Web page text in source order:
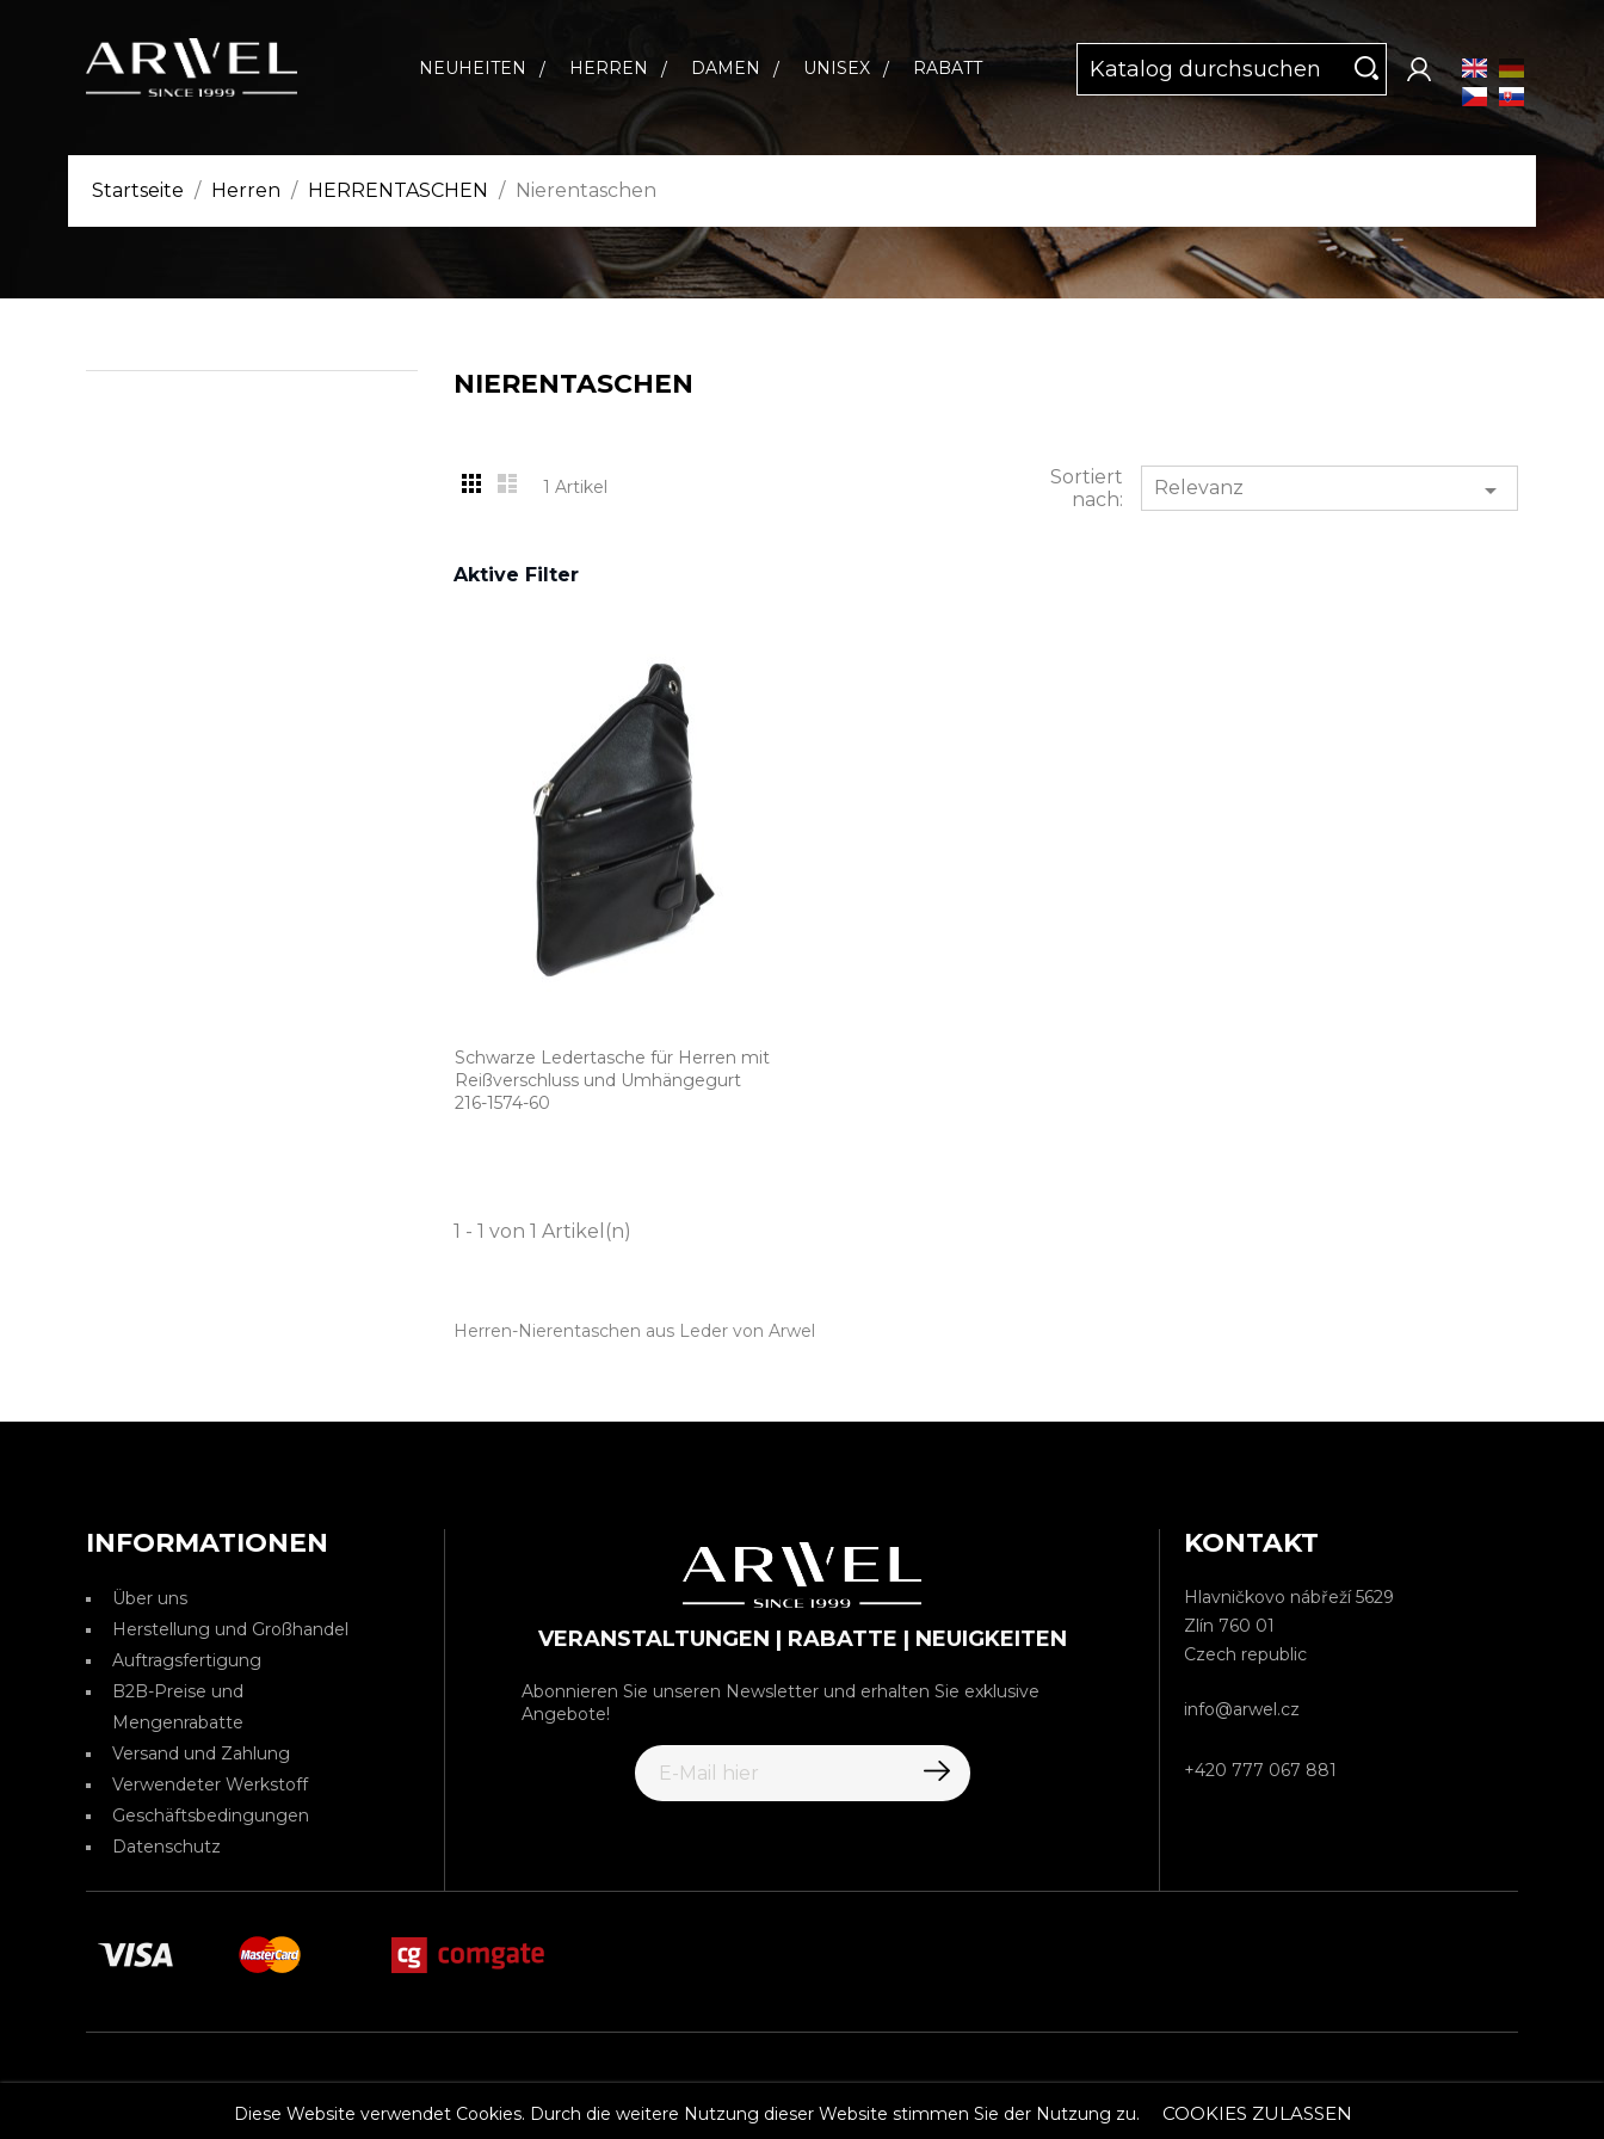
NEUHEITEN HERREN DAMEN UNISEX RABATT
Startseite Herren HERRENTASCHEN Nierentaschen
NIERENTASCHEN
1 Artikel
Sortiert
nach:
Relevanz 
Aktive Filter
Schwarze Ledertasche für Herren mit
Reißverschluss und Umhängegurt
216­-1574­-60
1 - 1 von 1 Artikel(n)
Herren-Nierentaschen aus Leder von Arwel
INFORMATIONEN
Über uns
Herstellung und Großhandel
Auftragsfertigung
B2B-Preise und
Mengenrabatte
Versand und Zahlung
Verwendeter Werkstoff
Geschäftsbedingungen
Datenschutz
VERANSTALTUNGEN | RABATTE | NEUIGKEITEN
Abonnieren Sie unseren Newsletter und erhalten Sie exklusive
Angebote!
KONTAKT
Hlavničkovo nábřeží 5629
Zlín 760 01
Czech republic
info@arwel.cz
+420 777 067 881
Diese Website verwendet Cookies. Durch die weitere Nutzung dieser Website stimmen Sie der Nutzung zu. COOKIES ZULASSEN